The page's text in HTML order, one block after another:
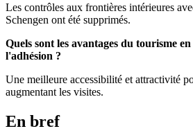
Les contrôles aux frontières intérieures
Schengen ont été supprimés.
Quels sont les avantages du tourisme
l'adhésion ?
Une meilleure accessibilité et attractivité
augmentant les visites.
En bref